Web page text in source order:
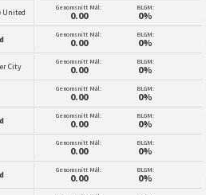
United Genomsnitt Mål:
0.00
BLGM:
0%
Genomsnitt Mål:
0.00
BLGM:
0%
City Genomsnitt Mål:
0.00
BLGM:
0%
Genomsnitt Mål:
0.00
BLGM:
0%
Genomsnitt Mål:
0.00
BLGM:
0%
Genomsnitt Mål:
0.00
BLGM:
0%
Genomsnitt Mål:
0.00
BLGM:
0%